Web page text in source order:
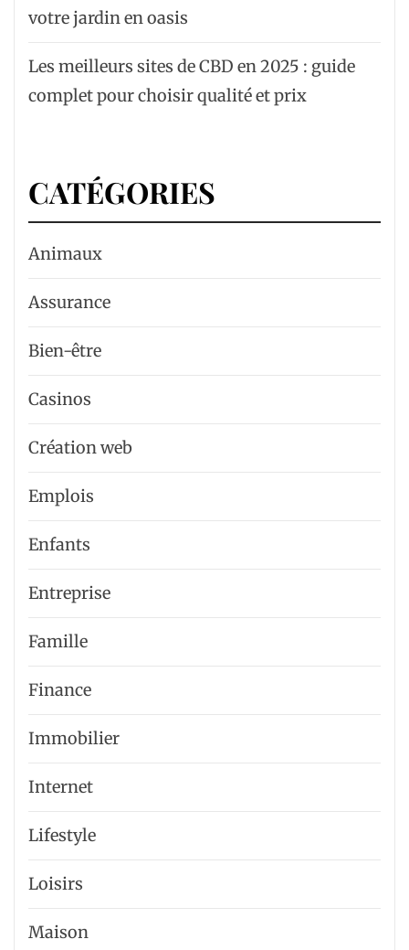
votre jardin en oasis
Les meilleurs sites de CBD en 2025 : guide
complet pour choisir qualité et prix
CATÉGORIES
Animaux
Assurance
Bien-être
Casinos
Création web
Emplois
Enfants
Entreprise
Famille
Finance
Immobilier
Internet
Lifestyle
Loisirs
Maison